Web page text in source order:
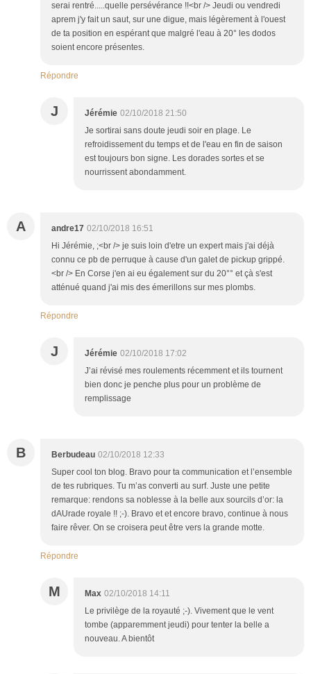
serai rentré.....quelle persévérance !!<br /> Jeudi ou vendredi
aprem j'y fait un saut, sur une digue, mais légèrement à l'ouest
de ta position en espérant que malgré l'eau à 20° les dodos
soient encore présentes.
Répondre
J Jérémie 02/10/2018 21:50
Je sortirai sans doute jeudi soir en plage. Le
refroidissement du temps et de l'eau en fin de saison
est toujours bon signe. Les dorades sortes et se
nourrissent abondamment.
A andre17 02/10/2018 16:51
Hi Jérémie, ;<br /> je suis loin d'etre un expert mais j'ai déjà
connu ce pb de perruque à cause d'un galet de pickup grippé.
<br /> En Corse j'en ai eu également sur du 20°° et çà s'est
atténué quand j'ai mis des émerillons sur mes plombs.
Répondre
J Jérémie 02/10/2018 17:02
J’ai révisé mes roulements récemment et ils tournent
bien donc je penche plus pour un problème de
remplissage
B Berbudeau 02/10/2018 12:33
Super cool ton blog. Bravo pour ta communication et l’ensemble
de tes rubriques. Tu m’as converti au surf. Juste une petite
remarque: rendons sa noblesse à la belle aux sourcils d’or: la
dAUrade royale !! ;-). Bravo et et encore bravo, continue à nous
faire rêver. On se croisera peut être vers la grande motte.
Répondre
M Max 02/10/2018 14:11
Le privilège de la royauté ;-). Vivement que le vent
tombe (apparemment jeudi) pour tenter la belle a
nouveau. A bientôt